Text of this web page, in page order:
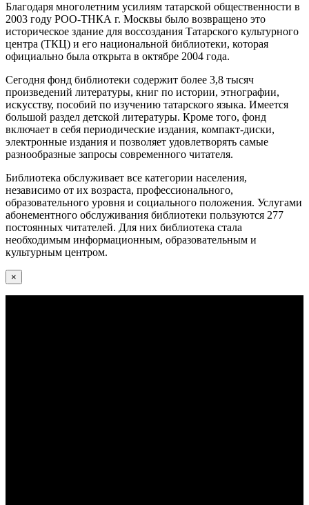
Благодаря многолетним усилиям татарской общественности в
2003 году РОО-ТНКА г. Москвы было возвращено это
историческое здание для воссоздания Татарского культурного
центра (ТКЦ) и его национальной библиотеки, которая
официально была открыта в октябре 2004 года.
Сегодня фонд библиотеки содержит более 3,8 тысяч
произведений литературы, книг по истории, этнографии,
искусству, пособий по изучению татарского языка. Имеется
большой раздел детской литературы. Кроме того, фонд
включает в себя периодические издания, компакт-диски,
электронные издания и позволяет удовлетворять самые
разнообразные запросы современного читателя.
Библиотека обслуживает все категории населения,
независимо от их возраста, профессионального,
образовательного уровня и социального положения. Услугами
абонементного обслуживания библиотеки пользуются 277
постоянных читателей. Для них библиотека стала
необходимым информационным, образовательным и
культурным центром.
×